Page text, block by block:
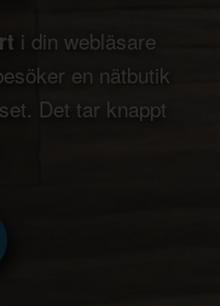
i din webläsare
en nätbutik
Det tar knappt